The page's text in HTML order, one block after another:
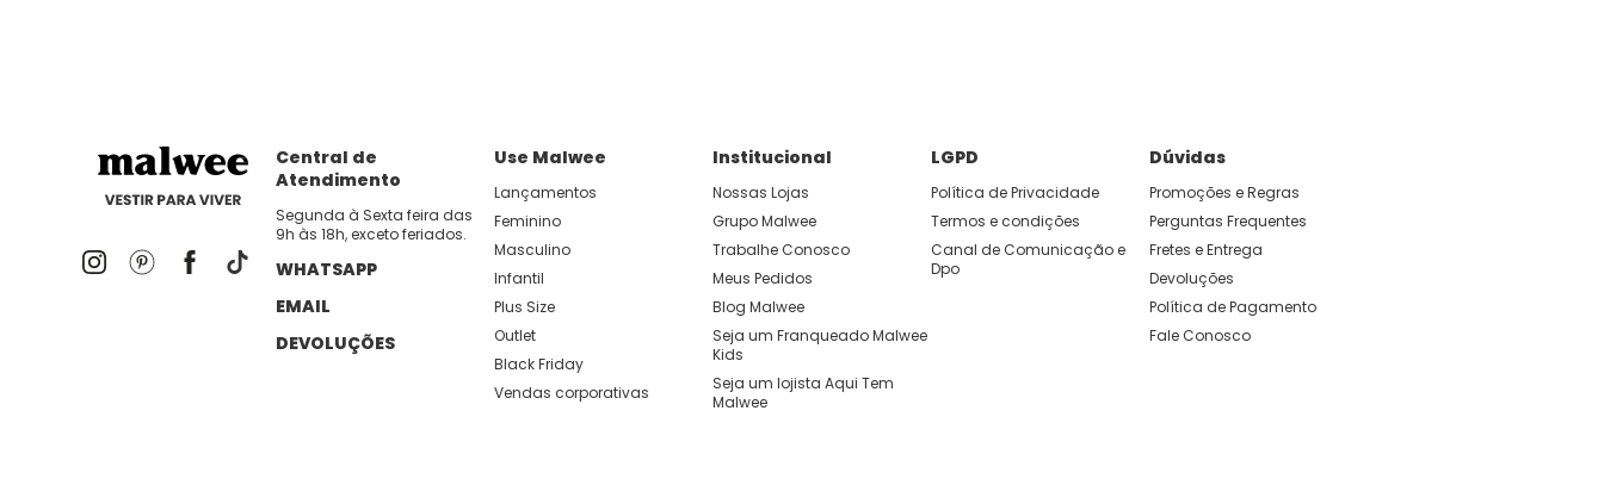
Central de
Atendimento
Segunda à Sexta feira das
9h às 18h, exceto feriados.
WHATSAPP
EMAIL
DEVOLUÇÕES
Use Malwee
Lançamentos
Feminino
Masculino
Infantil
Plus Size
Outlet
Black Friday
Vendas corporativas
Institucional
Nossas Lojas
Grupo Malwee
Trabalhe Conosco
Meus Pedidos
Blog Malwee
Seja um Franqueado Malwee
Kids
Seja um lojista Aqui Tem
Malwee
LGPD
Política de Privacidade
Termos e condições
Canal de Comunicação e
Dpo
Dúvidas
Promoções e Regras
Perguntas Frequentes
Fretes e Entrega
Devoluções
Política de Pagamento
Fale Conosco